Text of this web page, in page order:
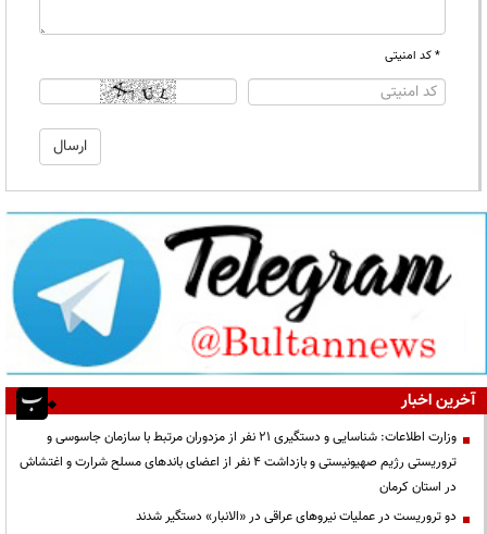
* کد امنیتی
آخرین اخبار
وزارت اطلاعات: شناسایی و دستگیری ۲۱ نفر از مزدوران مرتبط با سازمان جاسوسی و
تروریستی رژیم صهیونیستی و بازداشت ۴ نفر از اعضای باندهای مسلح شرارت و اغتشاش
در استان کرمان
دو تروریست در عملیات نیروهای عراقی در «الانبار» دستگیر شدند